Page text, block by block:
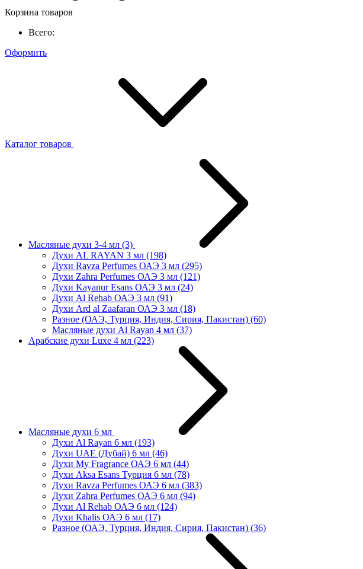
Корзина товаров
Всего:
Оформить
Каталог товаров
Масляные духи 3-4 мл (3)
Духи AL RAYAN 3 мл (198)
Духи Ravza Perfumes ОАЭ 3 мл (295)
Духи Zahra Perfumes ОАЭ 3 мл (121)
Духи Kayanur Esans ОАЭ 3 мл (24)
Духи Al Rehab ОАЭ 3 мл (91)
Духи Ard al Zaafaran ОАЭ 3 мл (18)
Разное (ОАЭ, Турция, Индия, Сирия, Пакистан) (60)
Масляные духи Al Rayan 4 мл (37)
Арабские духи Luxe 4 мл (223)
Масляные духи 6 мл
Духи Al Rayan 6 мл (193)
Духи UAE (Дубай) 6 мл (46)
Духи My Fragrance ОАЭ 6 мл (44)
Духи Aksa Esans Турция 6 мл (78)
Духи Ravza Perfumes ОАЭ 6 мл (383)
Духи Zahra Perfumes ОАЭ 6 мл (94)
Духи Al Rehab ОАЭ 6 мл (124)
Духи Khalis ОАЭ 6 мл (17)
Разное (ОАЭ, Турция, Индия, Сирия, Пакистан) (36)